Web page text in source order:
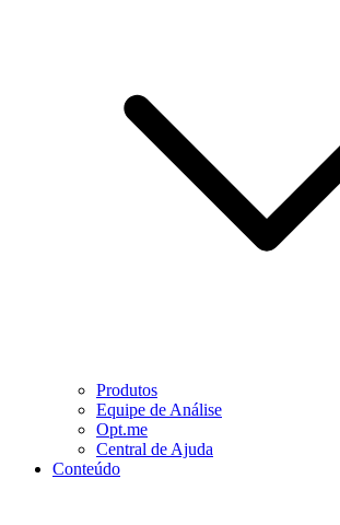
Produtos
Equipe de Análise
Opt.me
Central de Ajuda
Conteúdo